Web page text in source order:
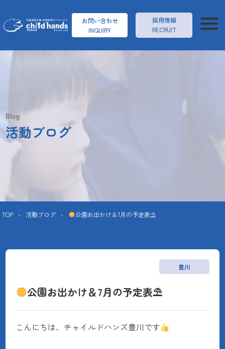
お問い合わせ
INQUIRY
採用情報
RECRUIT
活動ブログ
Blog
TOP - 活動ブログ - 公園お出かけ＆7月の予定表⛱
豊川
公園お出かけ＆7月の予定表⛱
こんにちは、チャイルドハンズ豊川です